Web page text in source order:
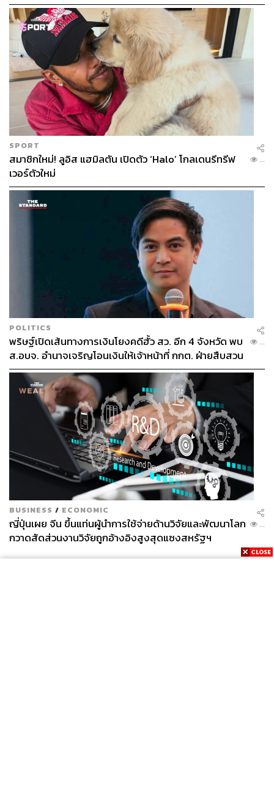
SPORT
สมาชิกใหม่! ลูอิส แฮมิลตัน เปิดตัว ‘Halo’ โกลเดนรีทรีฟ
เวอร์ตัวใหม่
...
POLITICS
พริษฐ์เปิดเส้นทางการเงินโยงคดีฮั้ว สว. อีก 4 จังหวัด พบ
ส.อบจ. อำนาจเจริญโอนเงินให้เจ้าหน้าที่ กกต. ฝ่ายสืบสวน
...
BUSINESS / ECONOMIC
ญี่ปุ่นเผย จีน ขึ้นแท่นผู้นำการใช้จ่ายด้านวิจัยและพัฒนาโลก
กวาดสัดส่วนงานวิจัยถูกอ้างอิงสูงสุดแซงสหรัฐฯ
...